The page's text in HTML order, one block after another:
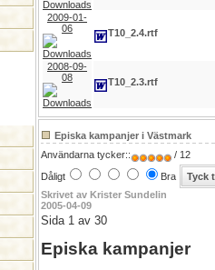
2009-01-
06
T10_2.4.rtf
2008-09-
08
T10_2.3.rtf
Episka kampanjer i Västmark
Användarna tycker::
/ 12
Dåligt
Bra
Skrivet av Krister Sundelin
2005-04-09
Sida 1 av 30
Episka kampanjer